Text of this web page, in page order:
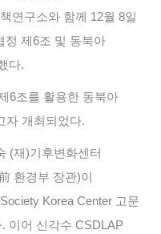
연구소와 함께 12월 8일
정 제6조 및 동북아
다.
6조를 활용한 동북아
자 개최되었다.
(재)기후변화센터
환경부 장관)이
Korea Center 고문
이어 신각수 CSDLAP